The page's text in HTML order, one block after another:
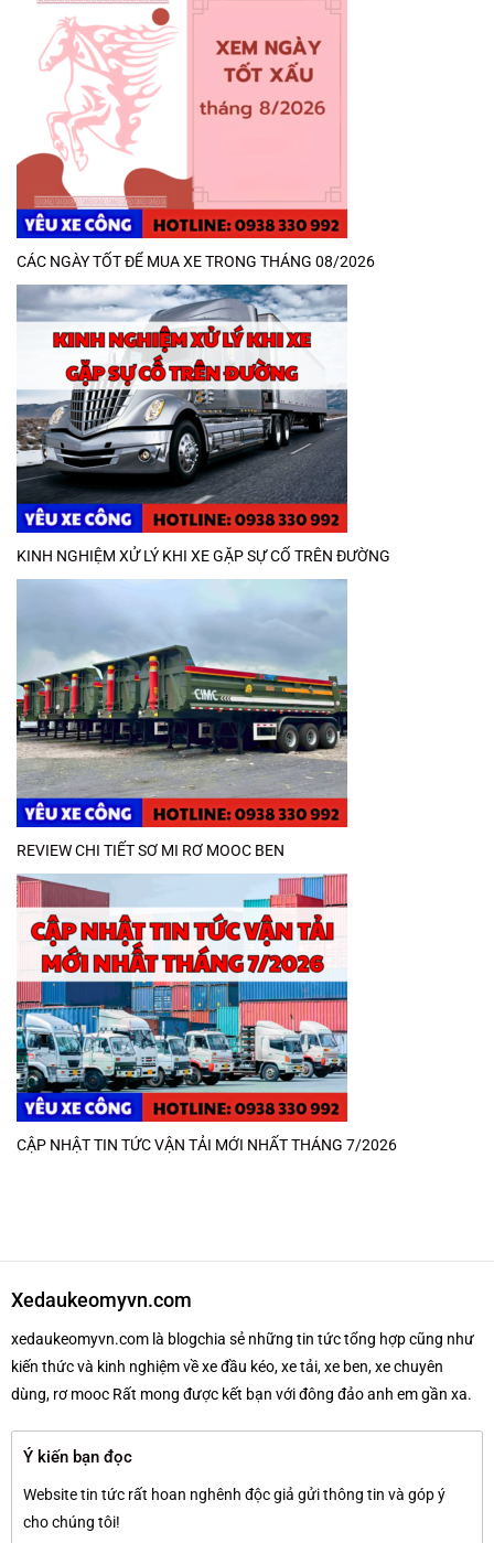
CÁC NGÀY TỐT ĐỂ MUA XE TRONG THÁNG 08/2026
KINH NGHIỆM XỬ LÝ KHI XE GẶP SỰ CỐ TRÊN ĐƯỜNG
REVIEW CHI TIẾT SƠ MI RƠ MOOC BEN
CẬP NHẬT TIN TỨC VẬN TẢI MỚI NHẤT THÁNG 7/2026
Xedaukeomyvn.com
xedaukeomyvn.com là blogchia sẻ những tin tức tổng hợp cũng như
kiến thức và kinh nghiệm về xe đầu kéo, xe tải, xe ben, xe chuyên
dùng, rơ mooc Rất mong được kết bạn với đông đảo anh em gần xa.
Ý kiến bạn đọc
Website tin tức rất hoan nghênh độc giả gửi thông tin và góp ý
cho chúng tôi!